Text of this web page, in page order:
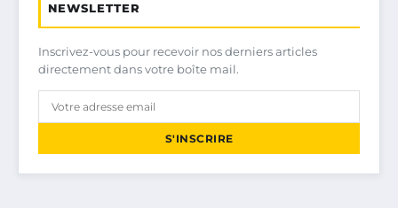
NEWSLETTER
Inscrivez-vous pour recevoir nos derniers articles
directement dans votre boîte mail.
S'INSCRIRE